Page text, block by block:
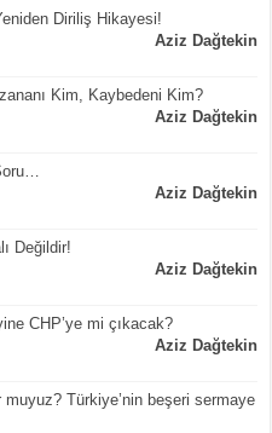
Diriliş Hikayesi!
Aziz Dağtekin
Kim, Kaybedeni Kim?
Aziz Dağtekin
Aziz Dağtekin
Değildir!
Aziz Dağtekin
CHP’ye mi çıkacak?
Aziz Dağtekin
muyuz? Türkiye’nin beşeri sermaye